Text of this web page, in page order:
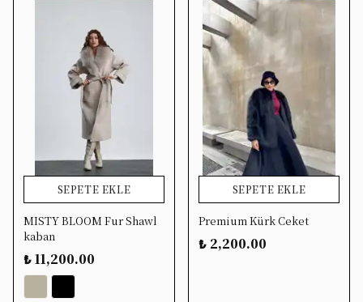
SEPETE EKLE
MISTY BLOOM Fur Shawl
kaban
₺ 11,200.00
SEPETE EKLE
Premium Kürk Ceket
₺ 2,200.00